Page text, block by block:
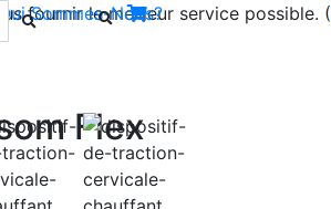
fournir le meilleur service possible. (
Qui Sommes-Nous?
Flex